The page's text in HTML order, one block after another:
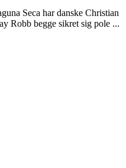
Seca har danske Christian
Robb begge sikret sig pole ...